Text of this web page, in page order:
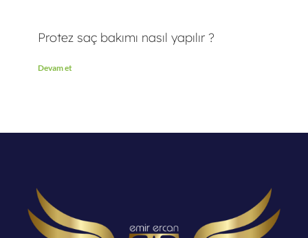
Protez saç bakımı nasıl yapılır ?
Devam et